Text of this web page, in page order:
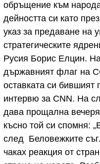
обръщение към
дейността си като
указ за предаване на
стратегическите
Русия Борис Елцин.
държавният флаг на
оставката си
интервю за CNN. На
дава прощална
късно той си спомня:
след Беловежките
чаках реакция от